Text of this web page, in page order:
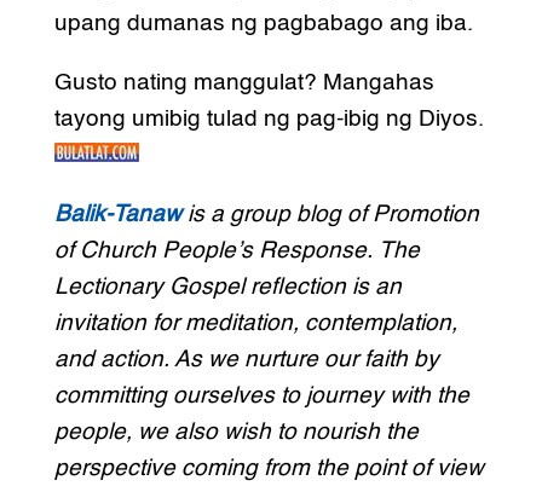
upang dumanas ng pagbabago ang iba.
Gusto nating manggulat? Mangahas
tayong umibig tulad ng pag-ibig ng Diyos.
Balik-Tanawis a group blog of Promotion
of Church People’s Response. The
Lectionary Gospel reflection is an
invitation for meditation, contemplation,
and action. As we nurture our faith by
committing ourselves to journey with the
people, we also wish to nourish the
perspective coming from the point of view